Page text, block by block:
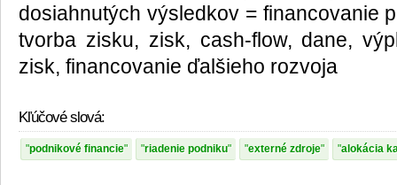
dosiahnutých výsledkov = financovanie
tvorba zisku, zisk, cash-flow, dane,
zisk, financovanie ďalšieho rozvoja
Kľúčové slová:
podnikové financie riadenie podniku externé zdroje alokácia